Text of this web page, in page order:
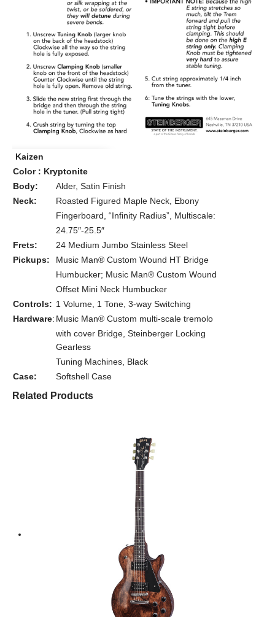
Kaizen
Color : Kryptonite
Body:
Alder, Satin Finish
Neck:
Roasted Figured Maple Neck, Ebony
Fingerboard, “Infinity Radius”, Multiscale:
24.75″-25.5″
Frets:
24 Medium Jumbo Stainless Steel
Pickups:
Music Man® Custom Wound HT Bridge
Humbucker; Music Man® Custom Wound
Offset Mini Neck Humbucker
Controls: 1 Volume, 1 Tone, 3-way Switching
Hardware: Music Man® Custom multi-scale tremolo
with cover Bridge, Steinberger Locking
Gearless
Tuning Machines, Black
Case:
Softshell Case
Related Products